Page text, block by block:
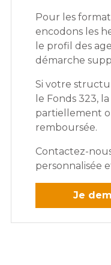
Pour les
encodons les
le profil des
démarche
Si votre
le Fonds 323,
partiellement
remboursée.
Contactez-
personnalisée
Je